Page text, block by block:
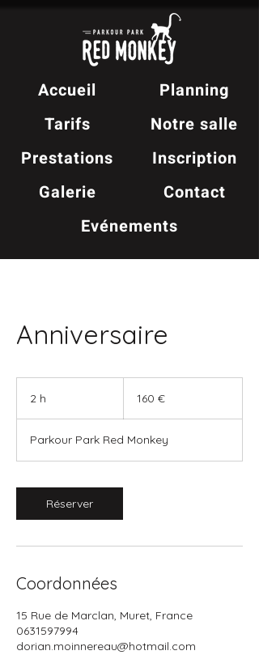
Accueil
Planning
Tarifs
Notre salle
Prestations
Inscription
Galerie
Contact
Evénements
Anniversaire
2 h 160 €
Parkour Park Red Monkey
Réserver
Coordonnées
15 Rue de Marclan, Muret, France
0631597994
dorian.moinnereau@hotmail.com